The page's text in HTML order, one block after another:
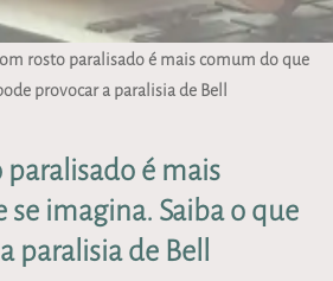
rosto paralisado é mais comum do que
provocar a paralisia de Bell
paralisado é mais
imagina. Saiba o que
paralisia de Bell